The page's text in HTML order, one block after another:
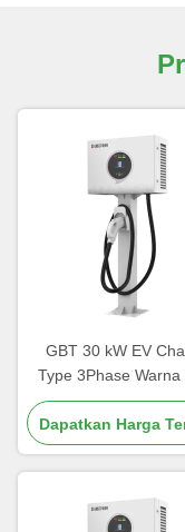
GBT 30 kW EV
Type 3Phase Warna
OEM LOGO
Baterai China
Dapatkan Harga